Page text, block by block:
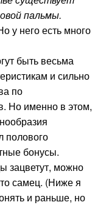
пальмы.
него есть много
быть весьма
и сильно
по
Но именно в этом,
полового
бонусы.
зацветут, можно
самец. (Ниже я
и раньше, но